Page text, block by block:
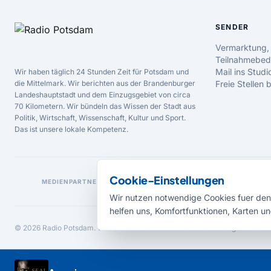
Wir haben täglich 24 Stunden Zeit für Potsdam und
die Mittelmark. Wir berichten aus der Brandenburger
Landeshauptstadt und dem Einzugsgebiet von circa
70 Kilometern. Wir bündeln das Wissen der Stadt aus
Politik, Wirtschaft, Wissenschaft, Kultur und Sport.
Das ist unsere lokale Kompetenz.
SENDER
Mail ins
Freie Stellen
MEDIENPARTNER
© 2026 Radio Potsdam. Webseite entwickelt durch dieMedienagentur
Cookie-Einstellungen
Wir nutzen notwendige Cookies fuer
helfen uns, Komfortfunktionen, Karten